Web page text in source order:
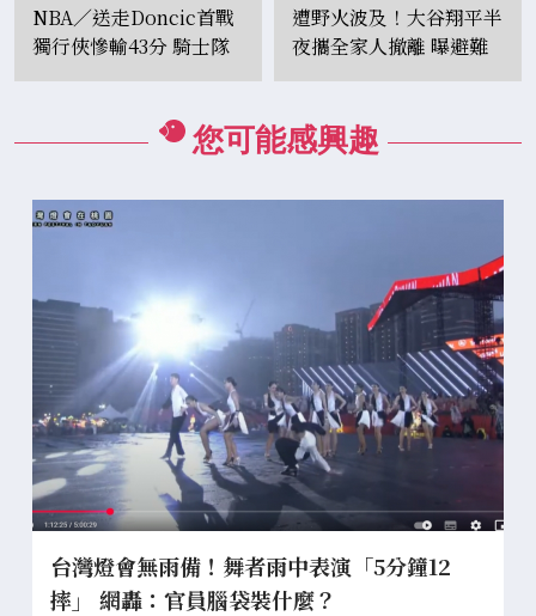
NBA／送走Doncic首戰
獨行俠慘輸43分 騎士隊
刷新三項隊史紀錄
遭野火波及！大谷翔平半
夜攜全家人撤離 曝避難
期間還染流感
您可能感興趣
台灣燈會無雨備！舞者雨中表演「5分鐘12
摔」 網轟：官員腦袋裝什麼？